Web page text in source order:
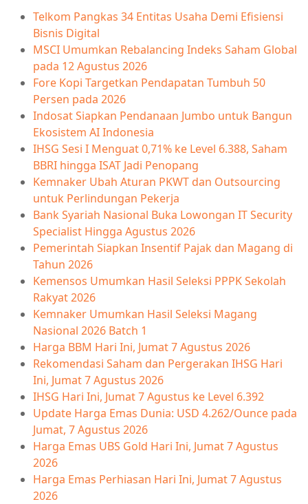
Telkom Pangkas 34 Entitas Usaha Demi Efisiensi
Bisnis Digital
MSCI Umumkan Rebalancing Indeks Saham Global
pada 12 Agustus 2026
Fore Kopi Targetkan Pendapatan Tumbuh 50
Persen pada 2026
Indosat Siapkan Pendanaan Jumbo untuk Bangun
Ekosistem AI Indonesia
IHSG Sesi I Menguat 0,71% ke Level 6.388, Saham
BBRI hingga ISAT Jadi Penopang
Kemnaker Ubah Aturan PKWT dan Outsourcing
untuk Perlindungan Pekerja
Bank Syariah Nasional Buka Lowongan IT Security
Specialist Hingga Agustus 2026
Pemerintah Siapkan Insentif Pajak dan Magang di
Tahun 2026
Kemensos Umumkan Hasil Seleksi PPPK Sekolah
Rakyat 2026
Kemnaker Umumkan Hasil Seleksi Magang
Nasional 2026 Batch 1
Harga BBM Hari Ini, Jumat 7 Agustus 2026
Rekomendasi Saham dan Pergerakan IHSG Hari
Ini, Jumat 7 Agustus 2026
IHSG Hari Ini, Jumat 7 Agustus ke Level 6.392
Update Harga Emas Dunia: USD 4.262/Ounce pada
Jumat, 7 Agustus 2026
Harga Emas UBS Gold Hari Ini, Jumat 7 Agustus
2026
Harga Emas Perhiasan Hari Ini, Jumat 7 Agustus
2026